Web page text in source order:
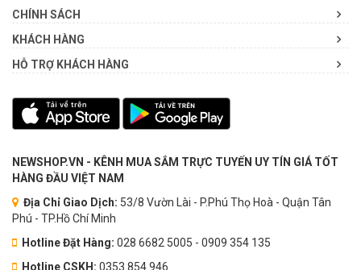
CHÍNH SÁCH
KHÁCH HÀNG
HỖ TRỢ KHÁCH HÀNG
NEWSHOP.VN - KÊNH MUA SẮM TRỰC TUYẾN UY TÍN GIÁ TỐT
HÀNG ĐẦU VIỆT NAM
Địa Chỉ Giao Dịch: 53/8 Vườn Lài - P.Phú Thọ Hoà - Quận Tân
Phú - TP.Hồ Chí Minh
Hotline Đặt Hàng: 028 6682 5005 - 0909 354 135
Hotline CSKH: 0353.854.946